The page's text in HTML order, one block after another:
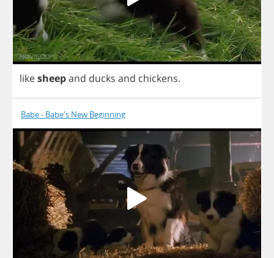
likesheepand ducks and chickens.
Babe - Babe's New Beginning